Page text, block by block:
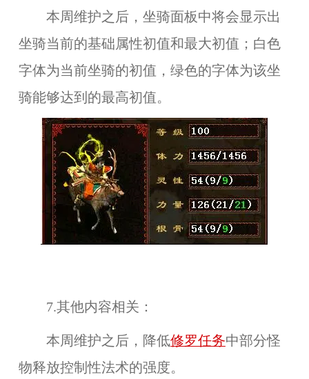
本周维护之后，坐骑面板中将会显示出
坐骑当前的基础属性初值和最大初值 ；白色
字体为当前坐骑的初值，绿色的字体为该坐
骑能够达到的最高初值。
7.其他内容相关：
本周维护之后，降低修罗任务中部分怪
物释放控制性法术的强度。